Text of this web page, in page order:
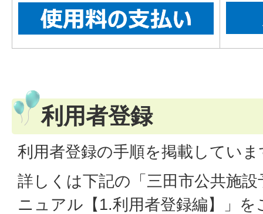
利用者登録
利用者登録の手順を掲載していま
詳しくは下記の「三田市公共施
ニュアル【1.利用者登録編】」